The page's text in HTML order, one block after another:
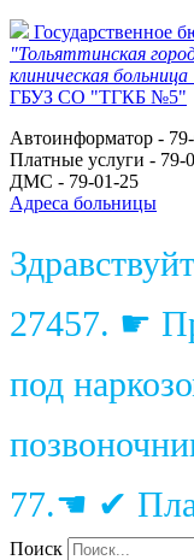
Государственное
"Тольяттинская
клиническая
ГБУЗ СО "ТГКБ №5"
Автоинформатор -
Платные услуги - 79-
ДМС - 79-01-25
Адреса больницы
27457. ☛
под
77.☚ ✔
Поиск